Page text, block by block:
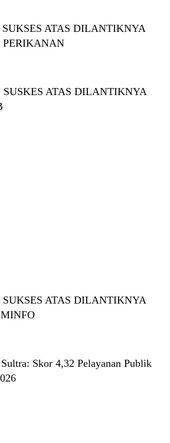
ATAS DILANTIKNYA
PERIKANAN
ATAS DILANTIKNYA
ATAS DILANTIKNYA
Skor 4,32 Pelayanan Publik